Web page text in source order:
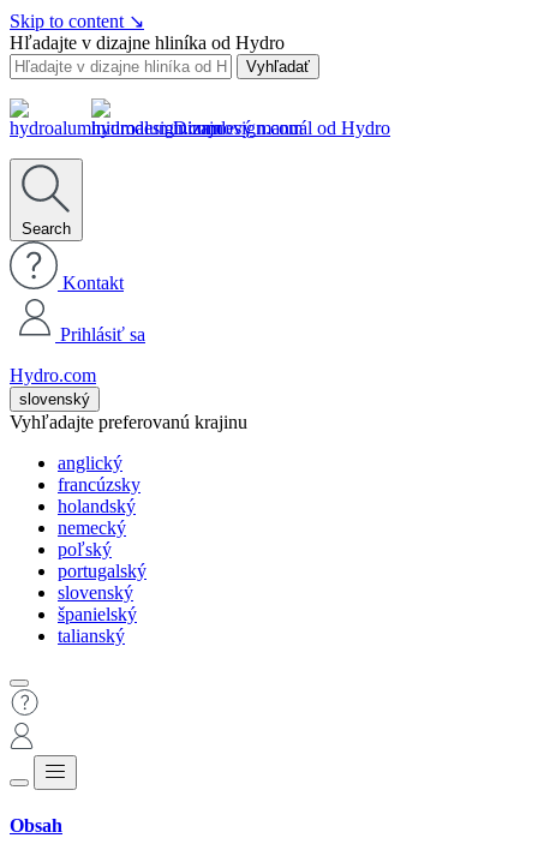
Skip to content ↘
Hľadajte v dizajne hliníka od Hydro
Vyhľadať
Dizajnový manuál od Hydro
Search
Kontakt
Prihlásiť sa
Hydro.com
slovenský
Vyhľadajte preferovanú krajinu
anglický
francúzsky
holandský
nemecký
poľský
portugalský
slovenský
španielský
talianský
Obsah